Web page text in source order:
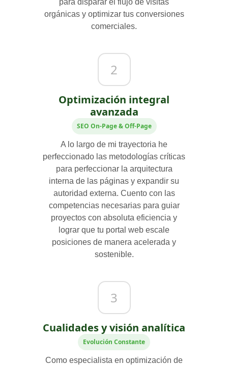
para disparar el flujo de visitas
orgánicas y optimizar tus conversiones
comerciales.
2
Optimización integral
avanzada
SEO On-Page & Off-Page
A lo largo de mi trayectoria he
perfeccionado las metodologías críticas
para perfeccionar la arquitectura
interna de las páginas y expandir su
autoridad externa. Cuento con las
competencias necesarias para guiar
proyectos con absoluta eficiencia y
lograr que tu portal web escale
posiciones de manera acelerada y
sostenible.
3
Cualidades y visión analítica
Evolución Constante
Como especialista en optimización de